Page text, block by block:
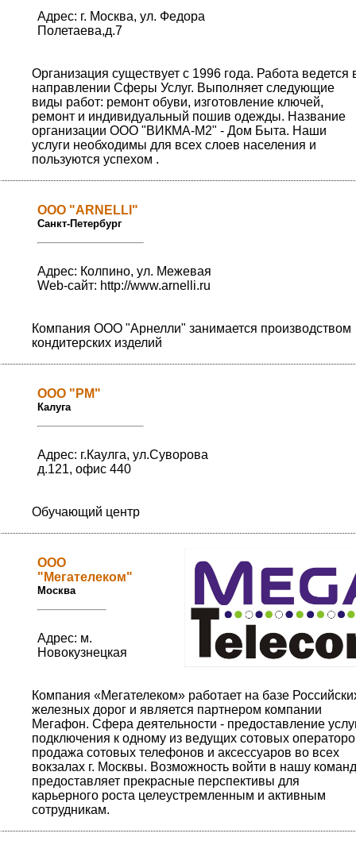
Адрес: г. Москва, ул. Федора
Полетаева,д.7
Организация существует с 1996 года. Работа ведется
направлении Сферы Услуг. Выполняет следующие
виды работ: ремонт обуви, изготовление ключей,
ремонт и индивидуальный пошив одежды. Название
организации ООО "ВИКМА-М2" - Дом Быта. Наши
услуги необходимы для всех слоев населения и
пользуются успехом .
OOO "ARNELLI"
Санкт-Петербург
Адрес: Колпино, ул. Межевая
Web-сайт: http://www.arnelli.ru
Компания ООО "Арнелли" занимается производством
кондитерских изделий
OOO "РМ"
Калуга
Адрес: г.Каулга, ул.Суворова
д.121, офис 440
Обучающий центр
OOO
"Мегателеком"
Москва
Адрес: м.
Новокузнецкая
Компания «Мегателеком» работает на базе
железных дорог и является партнером компании
Мегафон. Сфера деятельности - предоставление
подключения к одному из ведущих сотовых
продажа сотовых телефонов и аксессуаров во всех
вокзалах г. Москвы. Возможность войти в нашу
предоставляет прекрасные перспективы для
карьерного роста целеустремленным и активным
сотрудникам.